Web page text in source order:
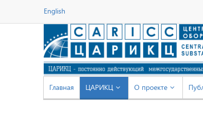
English
Главная ЦАРИКЦ О проекте